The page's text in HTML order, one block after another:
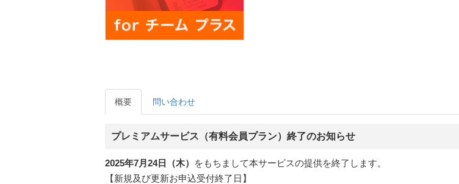
概要 問い合わせ
プレミアムサービス（有料会員プラン）終了のお知らせ
2025年7月24日（木）
をもちまして本サービスの提供を終了します。
【新規及び更新お申込受付終了日】